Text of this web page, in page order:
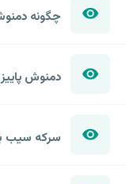
چگونه
دمنوش
سرکه سیب